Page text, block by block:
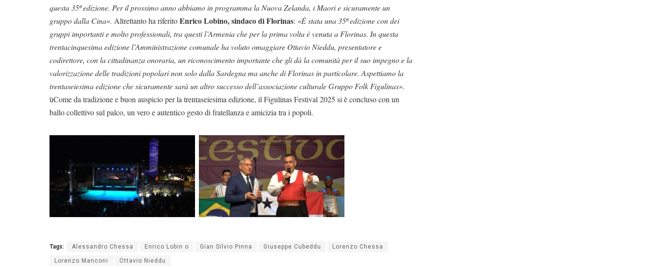
questa 35ª edizione. Per il prossimo anno abbiamo in programma la Nuova Zelanda, i Maori e sicuramente un
gruppo dalla Cina». Altrettanto ha riferitoEnrico Lobino, sindaco di Florinas: «È stata una 35ª edizione con dei
gruppi importanti e molto professionali, tra questi l’Armenia che per la prima volta è venuta a Florinas. In questa
trentacinquesima edizione l’Amministrazione comunale ha voluto omaggiare Ottavio Nieddu, presentatore e
codirettore, con la cittadinanza onoraria, un riconoscimento importante che gli dà la comunità per il suo impegno e la
valorizzazione delle tradizioni popolari non solo dalla Sardegna ma anche di Florinas in particolare. Aspettiamo la
trentaseiesima edizione che sicuramente sarà un altro successo dell’associazione culturale Gruppo Folk Figulinas».
ùCome da tradizione e buon auspicio per la trentaseiesima edizione, il Figulinas Festival 2025 si è concluso con un
ballo collettivo sul palco, un vero e autentico gesto di fratellanza e amicizia tra i popoli.
Tags: Alessandro Chessa Enrico Lobin o Gian Silvio Pinna Giuseppe Cubeddu Lorenzo Chessa
Lorenzo Manconi Ottavio Nieddu